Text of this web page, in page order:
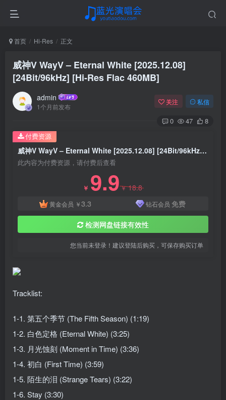
首页 Hi-Res 正文
威神V WayV – Eternal White [2025.12.08]
[24Bit/96kHz] [Hi-Res Flac 460MB]
admin
1个月前发布
关注 私信
0 47 8
威神V WayV – Eternal White [2025.12.08] [24Bit/96kHz] [Hi-Res Flac 460MB]
此内容为付费资源，请付费后查看
￥ 9.9￥18.8
黄金会员 ￥3.3 钻石会员 免费
检测网盘链接有效性
您当前未登录！建议登陆后购买，可保存购买订单
付费资源
Tracklist:
1-1. 第五个季节 (The Fifth Season) (1:19)
1-2. 白色定格 (Eternal White) (3:25)
1-3. 月光蚀刻 (Moment in Time) (3:36)
1-4. 初白 (First Time) (3:59)
1-5. 陌生的泪 (Strange Tears) (3:22)
1-6. Stay (3:30)